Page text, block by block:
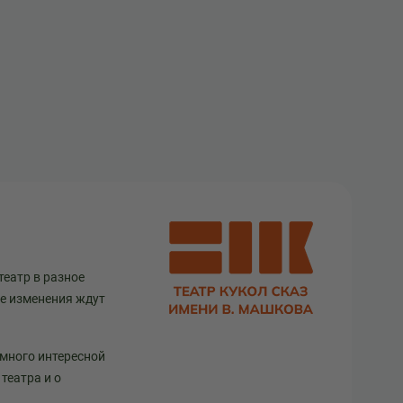
в разное
изменения ждут
интересной
и о